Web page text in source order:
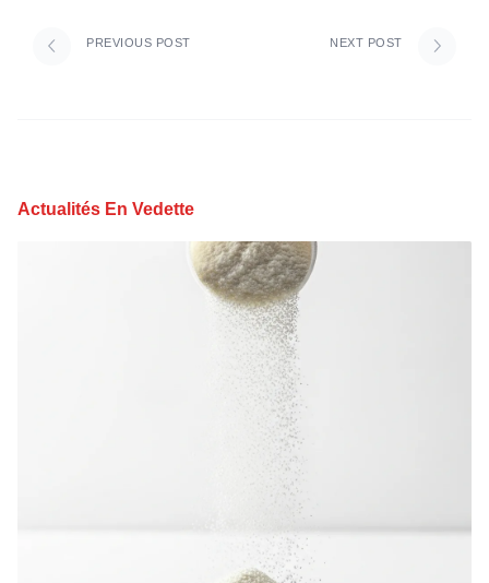
PREVIOUS POST NEXT POST
Actualités En Vedette